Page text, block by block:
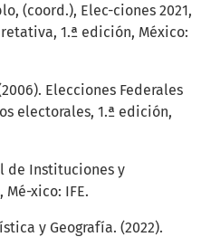
(coord.), Elec-ciones 2021,
1.ª edición, México:
Elecciones Federales
electorales, 1.ª edición,
de Instituciones y
xico: IFE.
y Geografía. (2022).